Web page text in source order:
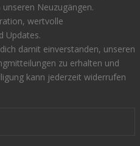
Neuzugängen.
wertvolle
Updates.
damit einverstanden, unseren
zu erhalten und
kann jederzeit widerrufen